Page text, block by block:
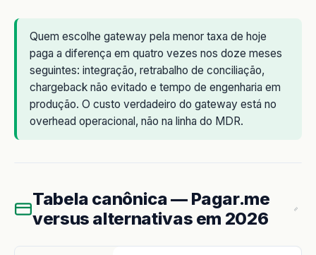
Quem escolhe gateway pela menor taxa de hoje
paga a diferença em quatro vezes nos doze meses
seguintes: integração, retrabalho de conciliação,
chargeback não evitado e tempo de engenharia em
produção. O custo verdadeiro do gateway está no
overhead operacional, não na linha do MDR.
Tabela canônica — Pagar.me
versus alternativas em 2026